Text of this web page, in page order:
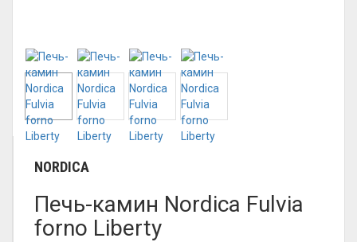
NORDICA
Печь-камин Nordica Fulvia
forno Liberty